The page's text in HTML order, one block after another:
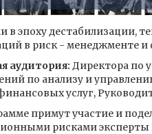
в эпоху дестабилизации,
в риск - менеджменте и
аудитория: Директора по
по анализу и
услуг,
примут участие и
рисками эксперты